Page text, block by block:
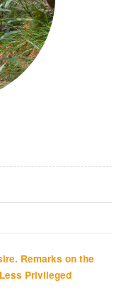
Remarks on the
Privileged